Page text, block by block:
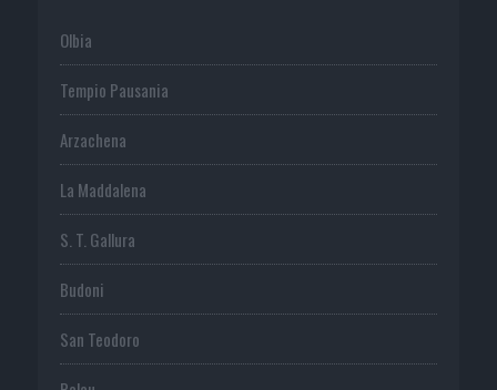
Olbia
Tempio Pausania
Arzachena
La Maddalena
S. T. Gallura
Budoni
San Teodoro